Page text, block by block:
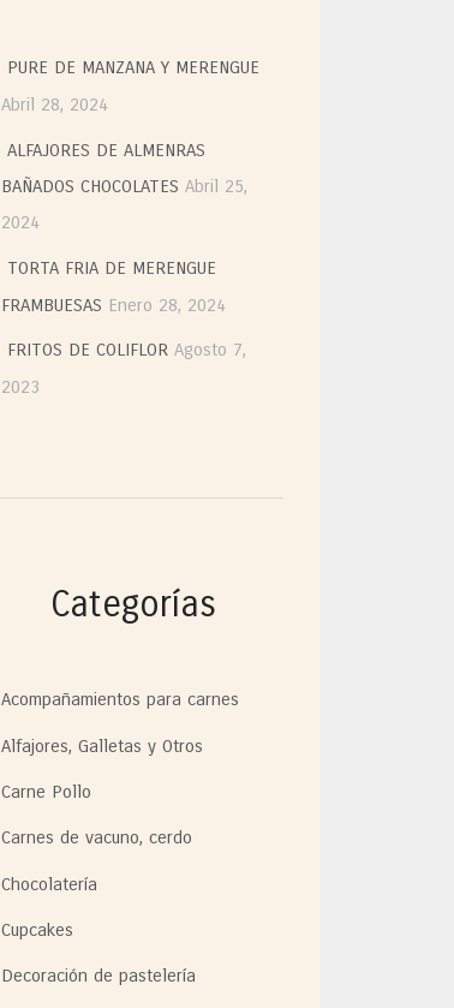
PURE DE MANZANA Y MERENGUE
Abril 28, 2024
ALFAJORES DE ALMENRAS
BAÑADOS CHOCOLATES Abril 25,
2024
TORTA FRIA DE MERENGUE
FRAMBUESAS Enero 28, 2024
FRITOS DE COLIFLOR Agosto 7,
2023
Categorías
Acompañamientos para carnes
Alfajores, Galletas y Otros
Carne Pollo
Carnes de vacuno, cerdo
Chocolatería
Cupcakes
Decoración de pastelería